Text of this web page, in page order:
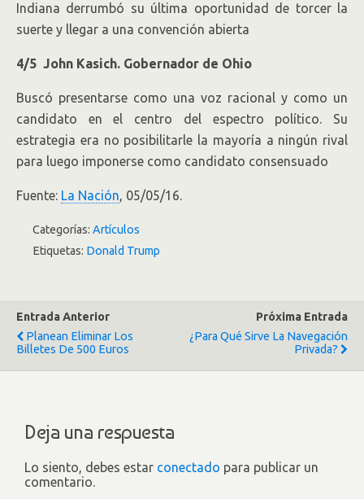
Indiana derrumbó su última oportunidad de torcer la
suerte y llegar a una convención abierta
4/5 John Kasich. Gobernador de Ohio
Buscó presentarse como una voz racional y como un
candidato en el centro del espectro político. Su
estrategia era no posibilitarle la mayoría a ningún rival
para luego imponerse como candidato consensuado
Fuente: La Nación, 05/05/16.
Categorías: Artículos
Etiquetas: Donald Trump
Entrada Anterior
Planean Eliminar Los
Billetes De 500 Euros
Próxima Entrada
¿Para Qué Sirve La Navegación
Privada?
Deja una respuesta
Lo siento, debes estar conectado para publicar un
comentario.